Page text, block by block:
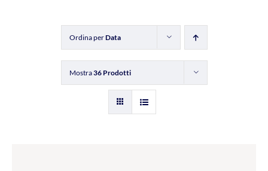
Ordina perData
Mostra36 Prodotti